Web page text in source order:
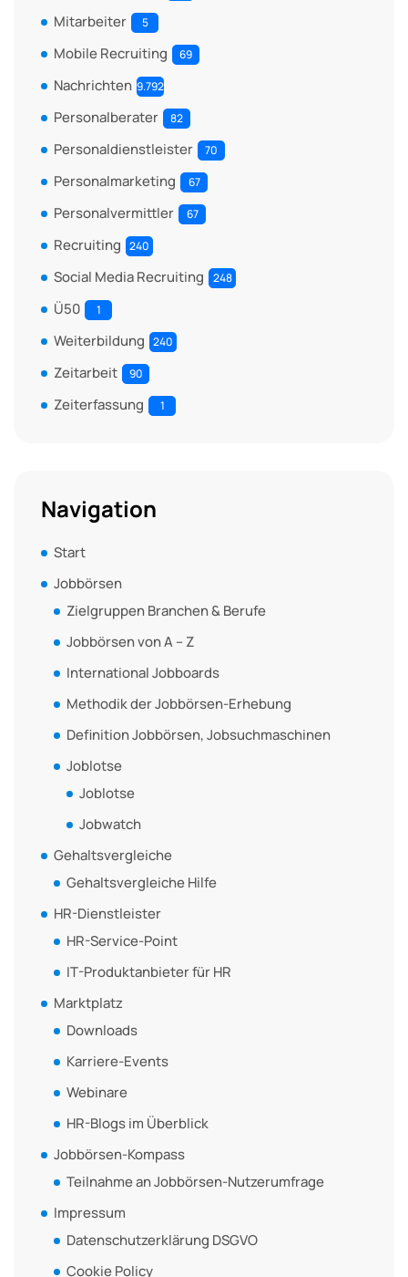
Mitarbeiter 5
Mobile Recruiting 69
Nachrichten 9.792
Personalberater 82
Personaldienstleister 70
Personalmarketing 67
Personalvermittler 67
Recruiting 240
Social Media Recruiting 248
Ü50 1
Weiterbildung 240
Zeitarbeit 90
Zeiterfassung 1
Navigation
Start
Jobbörsen
Zielgruppen Branchen & Berufe
Jobbörsen von A – Z
International Jobboards
Methodik der Jobbörsen-Erhebung
Definition Jobbörsen, Jobsuchmaschinen
Joblotse
Joblotse
Jobwatch
Gehaltsvergleiche
Gehaltsvergleiche Hilfe
HR-Dienstleister
HR-Service-Point
IT-Produktanbieter für HR
Marktplatz
Downloads
Karriere-Events
Webinare
HR-Blogs im Überblick
Jobbörsen-Kompass
Teilnahme an Jobbörsen-Nutzerumfrage
Impressum
Datenschutzerklärung DSGVO
Cookie Policy